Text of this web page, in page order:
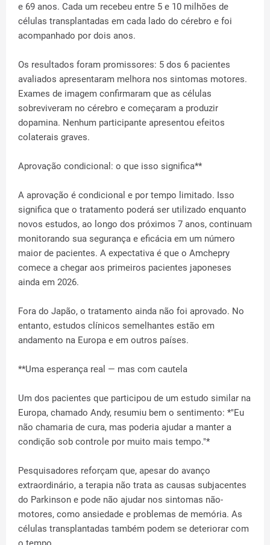
e 69 anos. Cada um recebeu entre 5 e 10 milhões de
células transplantadas em cada lado do cérebro e foi
acompanhado por dois anos.
Os resultados foram promissores: 5 dos 6 pacientes
avaliados apresentaram melhora nos sintomas motores.
Exames de imagem confirmaram que as células
sobreviveram no cérebro e começaram a produzir
dopamina. Nenhum participante apresentou efeitos
colaterais graves.
Aprovação condicional: o que isso significa**
A aprovação é condicional e por tempo limitado. Isso
significa que o tratamento poderá ser utilizado enquanto
novos estudos, ao longo dos próximos 7 anos, continuam
monitorando sua segurança e eficácia em um número
maior de pacientes. A expectativa é que o Amchepry
comece a chegar aos primeiros pacientes japoneses
ainda em 2026.
Fora do Japão, o tratamento ainda não foi aprovado. No
entanto, estudos clínicos semelhantes estão em
andamento na Europa e em outros países.
**Uma esperança real — mas com cautela
Um dos pacientes que participou de um estudo similar na
Europa, chamado Andy, resumiu bem o sentimento: *"Eu
não chamaria de cura, mas poderia ajudar a manter a
condição sob controle por muito mais tempo."*
Pesquisadores reforçam que, apesar do avanço
extraordinário, a terapia não trata as causas subjacentes
do Parkinson e pode não ajudar nos sintomas não-
motores, como ansiedade e problemas de memória. As
células transplantadas também podem se deteriorar com